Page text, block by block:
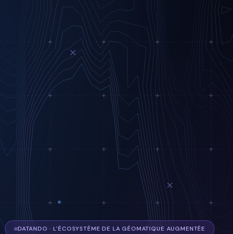
DATANDO · L'ÉCOSYSTÈME DE LA GÉOMATIQUE AUGMENTÉE